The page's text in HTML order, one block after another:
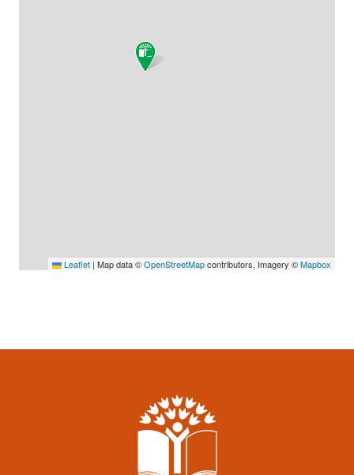
Leaflet | Map data ©OpenStreetMapcontributors, Imagery ©Mapbox